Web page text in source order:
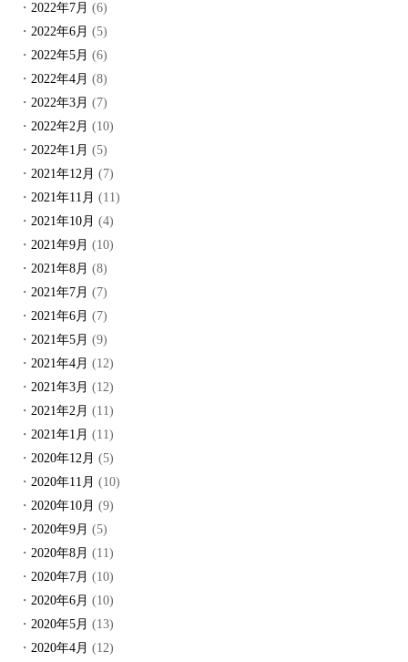
2022年7月 (6)
2022年6月 (5)
2022年5月 (6)
2022年4月 (8)
2022年3月 (7)
2022年2月 (10)
2022年1月 (5)
2021年12月 (7)
2021年11月 (11)
2021年10月 (4)
2021年9月 (10)
2021年8月 (8)
2021年7月 (7)
2021年6月 (7)
2021年5月 (9)
2021年4月 (12)
2021年3月 (12)
2021年2月 (11)
2021年1月 (11)
2020年12月 (5)
2020年11月 (10)
2020年10月 (9)
2020年9月 (5)
2020年8月 (11)
2020年7月 (10)
2020年6月 (10)
2020年5月 (13)
2020年4月 (12)